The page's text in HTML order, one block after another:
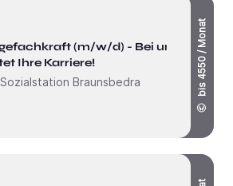
(m/w/d) - Bei uns
Ihre Karriere!
Braunsbedra
bis 4550 / Monat